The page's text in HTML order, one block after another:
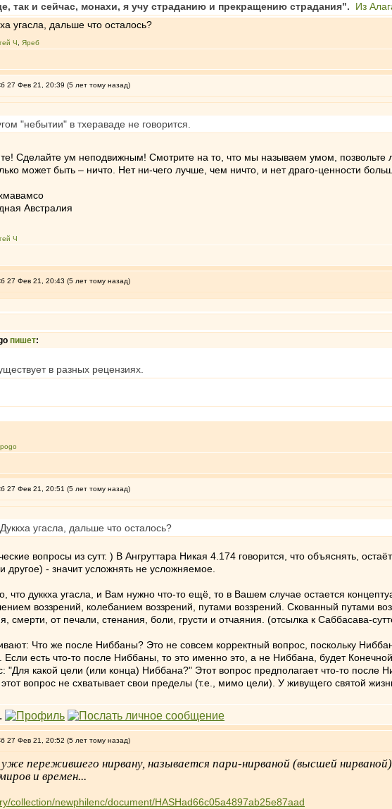
так и сейчас, монахи, я учу страданию и прекращению страдания".
Из
угасла, дальше что осталось?
Ч Яреб
27 Фев 21, 20:39 (5 лет тому назад)
"небытии" в тхераваде не говорится.
Сделайте ум неподвижным! Смотрите на то, что мы называем умом, позвольте
может быть – ничто. Нет ни-чего лучше, чем ничто, и нет драго-ценности
Австралия
Ч
27 Фев 21, 20:43 (5 лет тому назад)
пишет:
в разных рецензиях.
27 Фев 21, 20:51 (5 лет тому назад)
угасла, дальше что осталось?
вопросы из сутт. ) В Ангруттара Никая 4.174 говорится, что объяснять,
другое) - значит усложнять не усложняемое.
что дуккха угасла, и Вам нужно что-то ещё, то в Вашем случае остается
воззрений, колебанием воззрений, путами воззрений. Скованный путами
смерти, от печали, стенания, боли, грусти и отчаяния. (отсылка к Саббасава-
Что же после Ниббаны? Это не совсем корректный вопрос, поскольку
есть что-то после Ниббаны, то это именно это, а не Ниббана, будет
"Для какой цели (или конца) Ниббана?" Этот вопрос предполагает что-то
вопрос не схватывает свои пределы (т.е., мимо цели). У живущего святой
27 Фев 21, 20:52 (5 лет тому назад)
пережившего нирвану, называется пари-нирваной (высшей
и времен...
collection/newphilenc/document/HASHad66c05a4897ab25e87aad